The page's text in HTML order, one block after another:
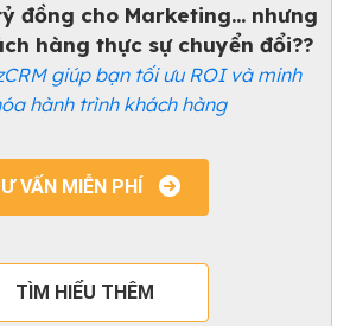
đồng cho Marketing... nhưng
hàng thực sự chuyển đổi??
giúp bạn tối ưu ROI và minh
hành trình khách hàng
VẤN MIỄN PHÍ
TÌM HIỂU THÊM